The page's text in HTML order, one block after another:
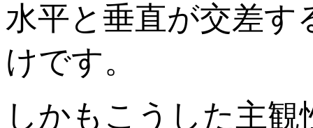
水平と垂直が交差す
けです。
しかもこうした主